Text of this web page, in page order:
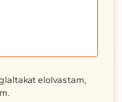
elolvastam,